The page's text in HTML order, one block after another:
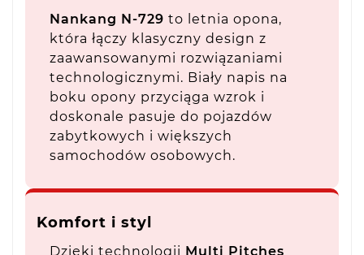
Nankang N-729 to letnia opona,
która łączy klasyczny design z
zaawansowanymi rozwiązaniami
technologicznymi. Biały napis na
boku opony przyciąga wzrok i
doskonale pasuje do pojazdów
zabytkowych i większych
samochodów osobowych.
Komfort i styl
Dzięki technologii Multi Pitches